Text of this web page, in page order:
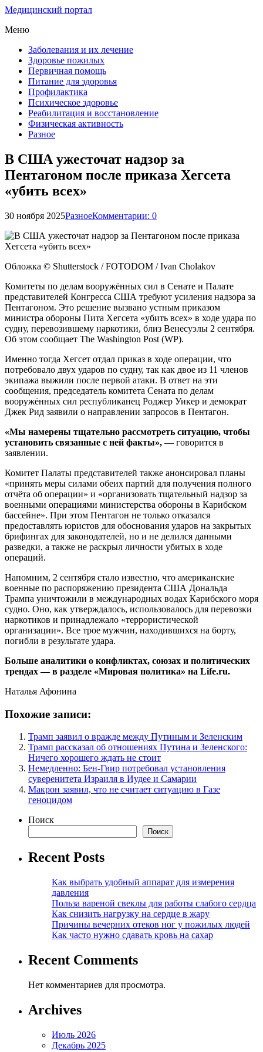
Медицинский портал
Меню
Заболевания и их лечение
Здоровье пожилых
Первичная помощь
Питание для здоровья
Профилактика
Психическое здоровье
Реабилитация и восстановление
Физическая активность
Разное
В США ужесточат надзор за
Пентагоном после приказа Хегсета
«убить всех»
30 ноября 2025РазноеКомментарии: 0
Обложка © Shutterstock / FOTODOM / Ivan Cholakov
Комитеты по делам вооружённых сил в Сенате и Палате
представителей Конгресса США требуют усиления надзора за
Пентагоном. Это решение вызвано устным приказом
министра обороны Пита Хегсета «убить всех» в ходе удара по
судну, перевозившему наркотики, близ Венесуэлы 2 сентября.
Об этом сообщает The Washington Post (WP).
Именно тогда Хегсет отдал приказ в ходе операции, что
потребовало двух ударов по судну, так как двое из 11 членов
экипажа выжили после первой атаки. В ответ на эти
сообщения, председатель комитета Сената по делам
вооружённых сил республиканец Роджер Уикер и демократ
Джек Рид заявили о направлении запросов в Пентагон.
«Мы намерены тщательно рассмотреть ситуацию, чтобы
установить связанные с ней факты», — говорится в
заявлении.
Комитет Палаты представителей также анонсировал планы
«принять меры силами обеих партий для получения полного
отчёта об операции» и «организовать тщательный надзор за
военными операциями министерства обороны в Карибском
бассейне». При этом Пентагон не только отказался
предоставлять юристов для обоснования ударов на закрытых
брифингах для законодателей, но и не делился данными
разведки, а также не раскрыл личности убитых в ходе
операций.
Напомним, 2 сентября стало известно, что американские
военные по распоряжению президента США Дональда
Трампа уничтожили в международных водах Карибского моря
судно. Оно, как утверждалось, использовалось для перевозки
наркотиков и принадлежало «террористической
организации». Все трое мужчин, находившихся на борту,
погибли в результате удара.
Больше аналитики о конфликтах, союзах и политических
трендах — в разделе «Мировая политика» на Life.ru.
Наталья Афонина
Похожие записи:
Трамп заявил о вражде между Путиным и Зеленским
Трамп рассказал об отношениях Путина и Зеленского:
Ничего хорошего ждать не стоит
Немедленно: Бен-Гвир потребовал установления
суверенитета Израиля в Иудее и Самарии
Макрон заявил, что не считает ситуацию в Газе
геноцидом
Поиск
Поиск
Recent Posts
Как выбрать удобный аппарат для измерения
давления
Польза вареной свеклы для работы слабого сердца
Как снизить нагрузку на сердце в жару
Причины вечерних отеков ног у пожилых людей
Как часто нужно сдавать кровь на сахар
Recent Comments
Нет комментариев для просмотра.
Archives
Июль 2026
Декабрь 2025